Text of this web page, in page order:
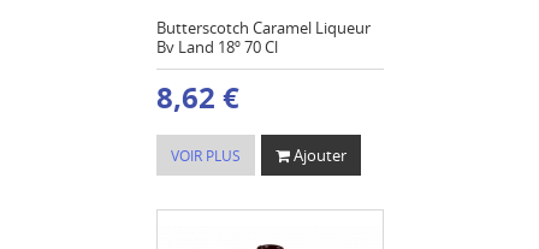
Butterscotch Caramel Liqueur
Bv Land 18º 70 Cl
8,62 €
VOIR PLUS Ajouter